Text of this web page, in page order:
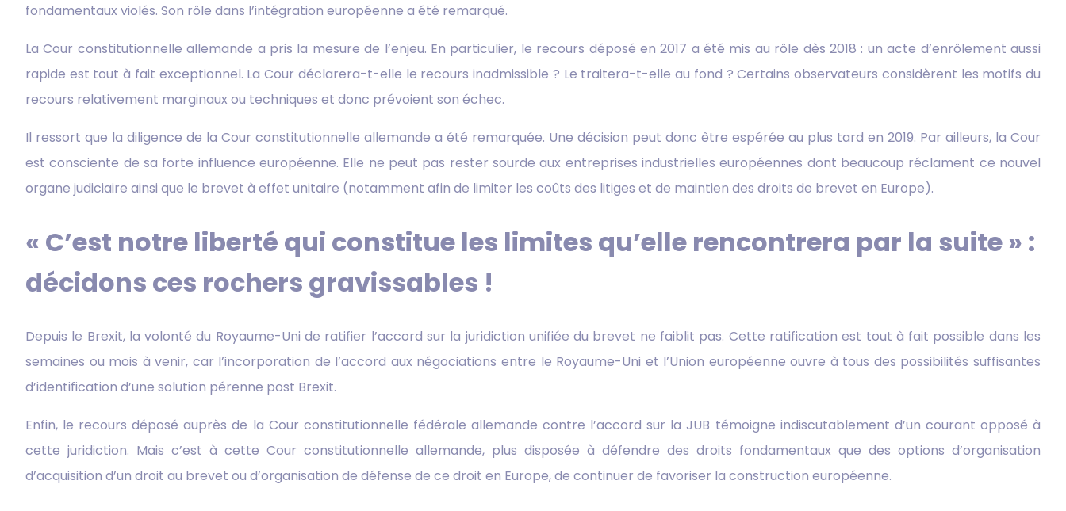
fondamentaux violés. Son rôle dans l’intégration européenne a été remarqué.
La Cour constitutionnelle allemande a pris la mesure de l’enjeu. En particulier, le recours déposé en 2017 a été mis au rôle dès 2018 : un acte d’enrôlement aussi
rapide est tout à fait exceptionnel. La Cour déclarera-t-elle le recours inadmissible ? Le traitera-t-elle au fond ? Certains observateurs considèrent les motifs du
recours relativement marginaux ou techniques et donc prévoient son échec.
Il ressort que la diligence de la Cour constitutionnelle allemande a été remarquée. Une décision peut donc être espérée au plus tard en 2019. Par ailleurs, la Cour
est consciente de sa forte influence européenne. Elle ne peut pas rester sourde aux entreprises industrielles européennes dont beaucoup réclament ce nouvel
organe judiciaire ainsi que le brevet à effet unitaire (notamment afin de limiter les coûts des litiges et de maintien des droits de brevet en Europe).
« C’est notre liberté qui constitue les limites qu’elle rencontrera par la suite » :
décidons ces rochers gravissables !
Depuis le Brexit, la volonté du Royaume-Uni de ratifier l’accord sur la juridiction unifiée du brevet ne faiblit pas. Cette ratification est tout à fait possible dans les
semaines ou mois à venir, car l’incorporation de l’accord aux négociations entre le Royaume-Uni et l’Union européenne ouvre à tous des possibilités suffisantes
d’identification d’une solution pérenne post Brexit.
Enfin, le recours déposé auprès de la Cour constitutionnelle fédérale allemande contre l’accord sur la JUB témoigne indiscutablement d’un courant opposé à
cette juridiction. Mais c’est à cette Cour constitutionnelle allemande, plus disposée à défendre des droits fondamentaux que des options d’organisation
d’acquisition d’un droit au brevet ou d’organisation de défense de ce droit en Europe, de continuer de favoriser la construction européenne.